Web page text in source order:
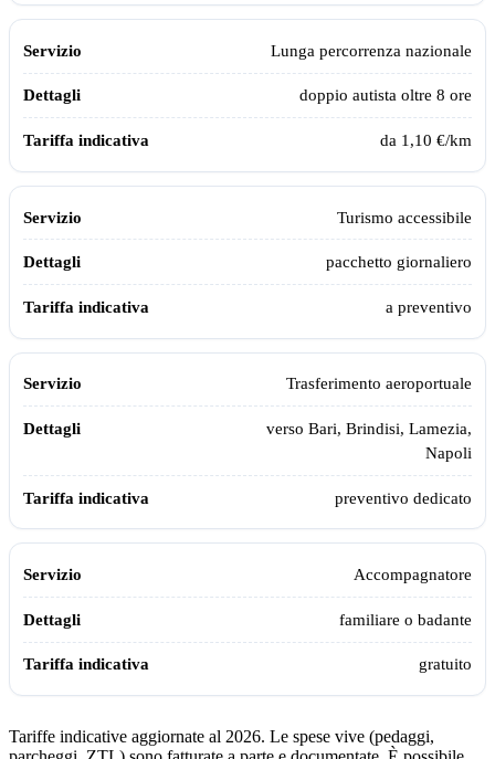
Lunga percorrenza nazionale
doppio autista oltre 8 ore
da 1,10 €/km
Turismo accessibile
pacchetto giornaliero
a preventivo
Trasferimento aeroportuale
verso Bari, Brindisi, Lamezia,
Napoli
preventivo dedicato
Accompagnatore
familiare o badante
gratuito
Tariffe indicative aggiornate al 2026. Le spese vive (pedaggi,